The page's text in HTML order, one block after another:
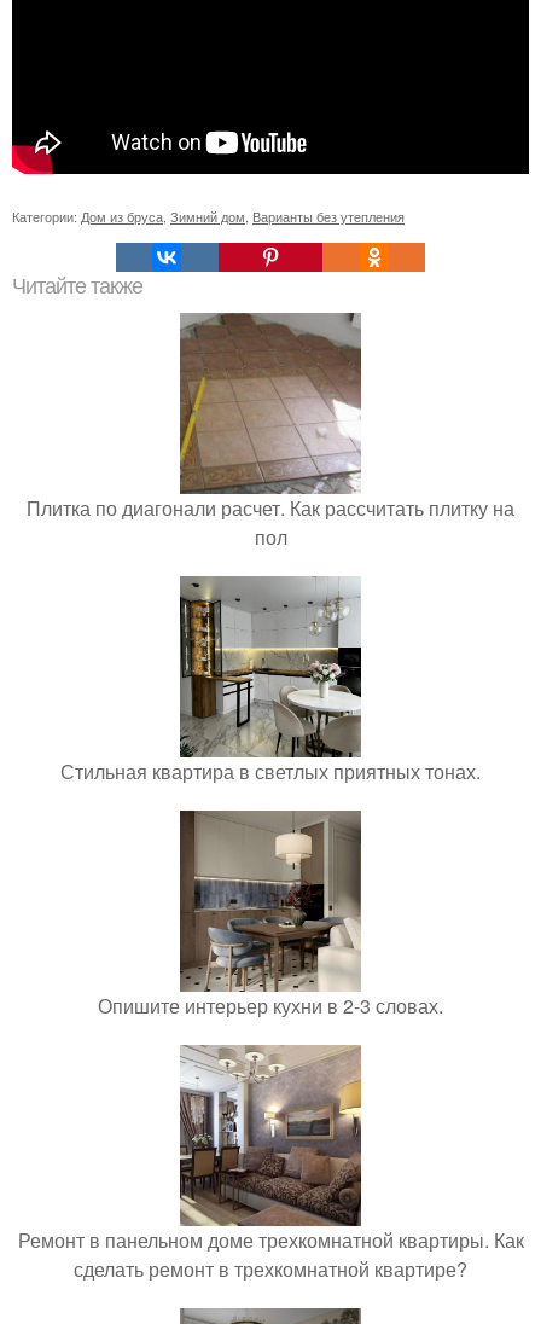
Категории: Дом из бруса Зимний дом Варианты без утепления
Читайте также
Плитка по диагонали расчет. Как рассчитать плитку на
пол
Стильная квартира в светлых приятных тонах.
Опишите интерьер кухни в 2-3 словах.
Ремонт в панельном доме трехкомнатной квартиры. Как
сделать ремонт в трехкомнатной квартире?